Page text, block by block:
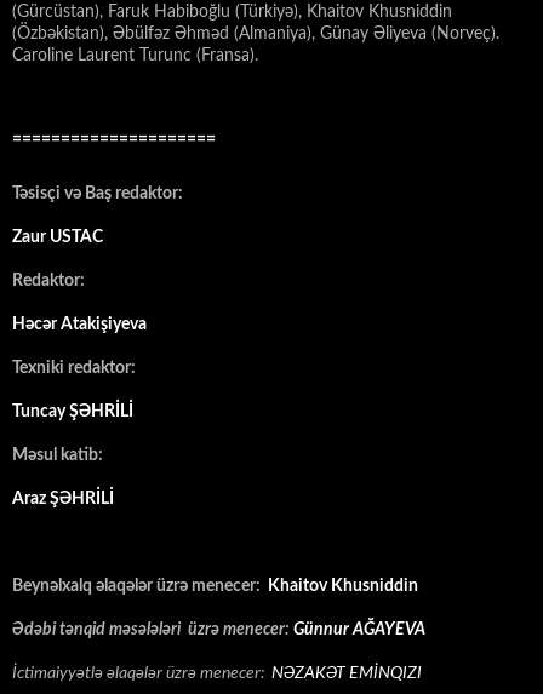
(Gürcüstan), Faruk Habiboğlu (Türkiyə), Khaitov Khusniddin
(Özbəkistan), Əbülfəz Əhməd (Almaniya), Günay Əliyeva (Norveç).
Caroline Laurent Turunc (Fransa).
=====================
Təsisçi və Baş redaktor:
Zaur USTAC
Redaktor:
Həcər Atakişiyeva
Texniki redaktor:
Tuncay ŞƏHRİLİ
Məsul katib:
Araz ŞƏHRİLİ
Beynəlxalq əlaqələr üzrə menecer: Khaitov Khusniddin
Ədəbi tənqid məsələləri üzrə menecer: Günnur AĞAYEVA
İctimaiyyətlə əlaqələr üzrə menecer: NƏZAKƏT EMİNQIZI